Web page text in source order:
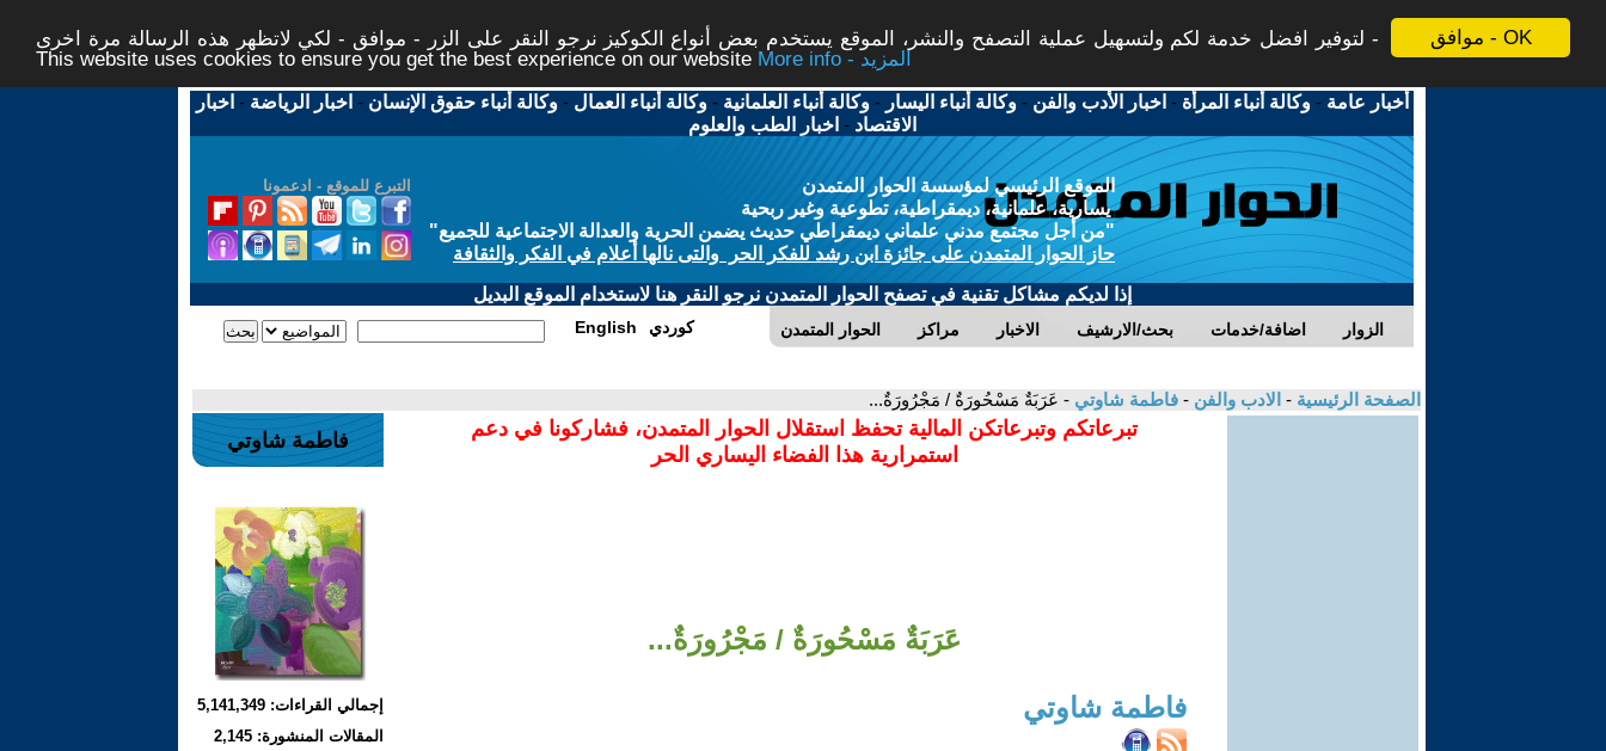
موافق - OK
لتوفير افضل خدمة لكم ولتسهيل عملية التصفح والنشر، الموقع يستخدم بعض أنواع الكوكيز نرجو النقر على الزر - موافق - لكي لاتظهر هذه الرسالة مرة اخرى -
This website uses cookies to ensure you get the best experience on our website
More info - المزيد
أخبار عامة -وكالة أنباء المرأة - اخبار الأدب والفن -وكالة أنباء اليسار -وكالة أنباء العلمانية -وكالة أنباء العمال -وكالة أنباء حقوق الإنسان - اخبار الرياضة - اخبار
الاقتصاد - اخبار الطب والعلوم
التبرع للموقع - ادعمونا
الموقع الرئيسي لمؤسسة الحوار المتمدن
يسارية، علمانية، ديمقراطية، تطوعية وغير ربحية
"من أجل مجتمع مدني علماني ديمقراطي حديث يضمن الحرية والعدالة الاجتماعية للجميع"
حاز الحوار المتمدن على جائزة ابن رشد للفكر الحر والتى نالها أعلام في الفكر والثقافة
إذا لديكم مشاكل تقنية في تصفح الحوار المتمدن نرجو النقر هنا لاستخدام الموقع البديل
الحوار المتمدن مراكز الاخبار بحث/الارشيف اضافة/خدمات الزوار English كوردي
الصفحة الرئيسية - الادب والفن - فاطمة شاوتي - عَرَبَةٌ مَسْحُورَةٌ / مَجْرُورَةٌ...
تبرعاتكم وتبرعاتكن المالية تحفظ استقلال الحوار المتمدن، فشاركونا في دعم
استمرارية هذا الفضاء اليساري الحر
عَرَبَةٌ مَسْحُورَةٌ / مَجْرُورَةٌ...
فاطمة شاوتي
فاطمة شاوتي
إجمالي القراءات: 5,141,349
المقالات المنشورة: 2,145